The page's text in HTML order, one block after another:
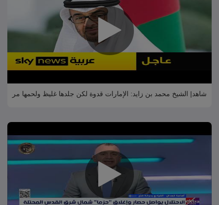
شاهد| الشيخ محمد بن زايد: الإمارات قدوة لكن جلدها غليظ ولحمها مر